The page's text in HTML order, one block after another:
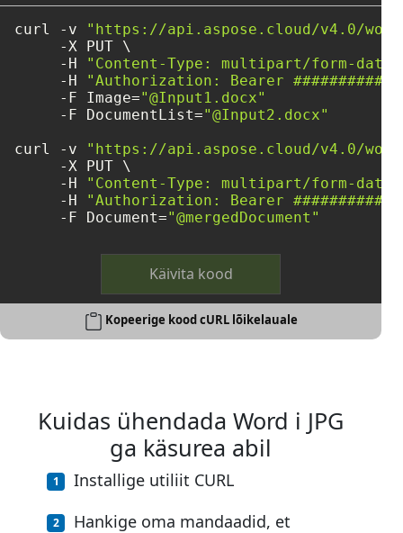
curl -v
"https://api.aspose.cloud/v4.0/
     -X PUT \
     -H
"Content-Type: multipart/form-data"
     -H
"Authorization: Bearer
     -F Image=
"@Input1.docx"
     -F DocumentList=
"@Input2.docx"
curl -v
"https://api.aspose.cloud/v4.0/
     -X PUT \
     -H
"Content-Type: multipart/form-data"
     -H
"Authorization: Bearer
     -F Document=
"@mergedDocument"
Käivita kood
Kopeerige kood cURL lõikelauale
Kuidas ühendada Word i JPG
ga käsurea abil
Installige utiliit CURL
Hankige oma mandaadid, et